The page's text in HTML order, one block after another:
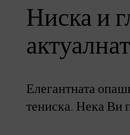
Ниска и
Елегантната
тениска. Нека Ви